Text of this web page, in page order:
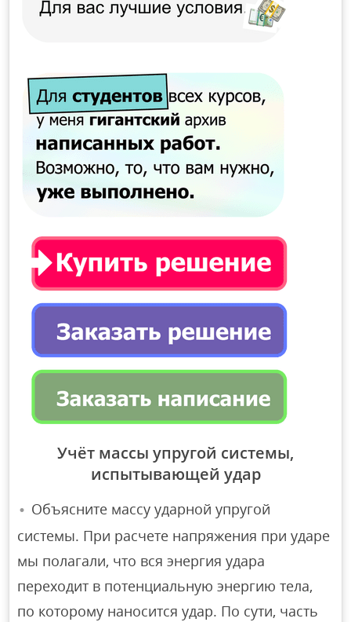
Учёт массы упругой системы,
испытывающей удар
Объясните массу ударной упругой
системы. При расчете напряжения при ударе
мы полагали, что вся энергия удара
переходит в потенциальную энергию тела,
по которому наносится удар. По сути, часть